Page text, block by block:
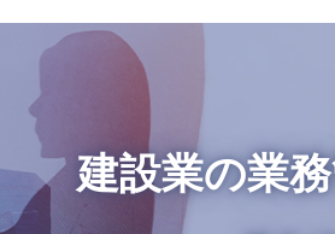
建設業の業務